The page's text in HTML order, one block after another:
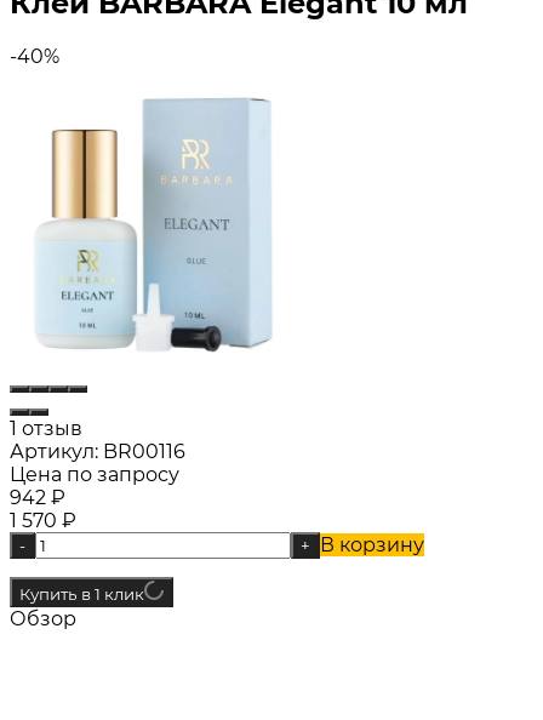
-40%
1 отзыв
Артикул: BR00116
Цена по запросу
942 ₽
1 570 ₽
- + В корзину
Купить в 1 клик
Обзор